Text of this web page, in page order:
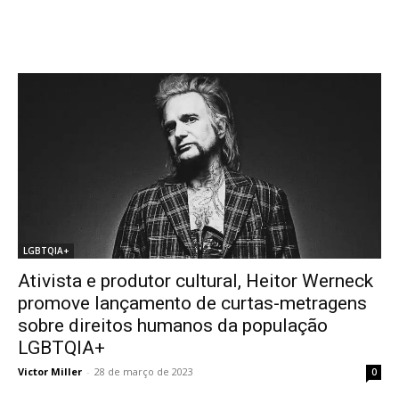
LGBTQIA+
Ativista e produtor cultural, Heitor Werneck
promove lançamento de curtas-metragens
sobre direitos humanos da população
LGBTQIA+
Victor Miller - 28 de março de 2023 0